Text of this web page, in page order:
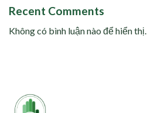
Recent Comments
Không có bình luận nào để hiển thị.